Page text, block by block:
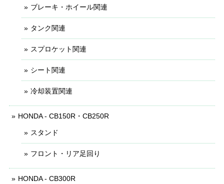
ブレーキ・ホイール関連
タンク関連
スプロケット関連
シート関連
冷却装置関連
HONDA - CB150R・CB250R
スタンド
フロント・リア足回り
HONDA - CB300R